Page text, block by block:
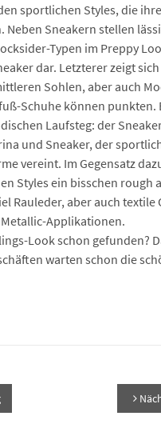
sportlichen Styles, die
Neben Sneakern stellen
Typen im Preppy
dar. Letzterer zeigt
Sohlen, aber auch
Schuhe können punkten.
Laufsteg: der
und Sneaker, der
vereint. Im Gegensatz
Styles ein bisschen rough
Rauleder, aber auch textile
Applikationen.
Look schon gefunden?
warten schon die